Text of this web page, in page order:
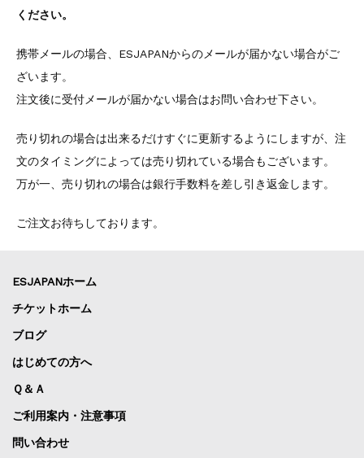
ください。
携帯メールの場合、ESJAPANからのメールが届かない場合がご
ざいます。
注文後に受付メールが届かない場合はお問い合わせ下さい。
売り切れの場合は出来るだけすぐに更新するようにしますが、注
文のタイミングによっては売り切れている場合もございます。
万が一、売り切れの場合は銀行手数料を差し引き返金します。
ご注文お待ちしております。
ESJAPANホーム
チケットホーム
ブログ
はじめての方へ
Ｑ＆Ａ
ご利用案内・注意事項
問い合わせ